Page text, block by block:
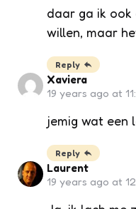
daar ga ik ook
willen, maar
Reply
Xaviera
19 years ago at
jemig wat een
Reply
Laurent
19 years ago at